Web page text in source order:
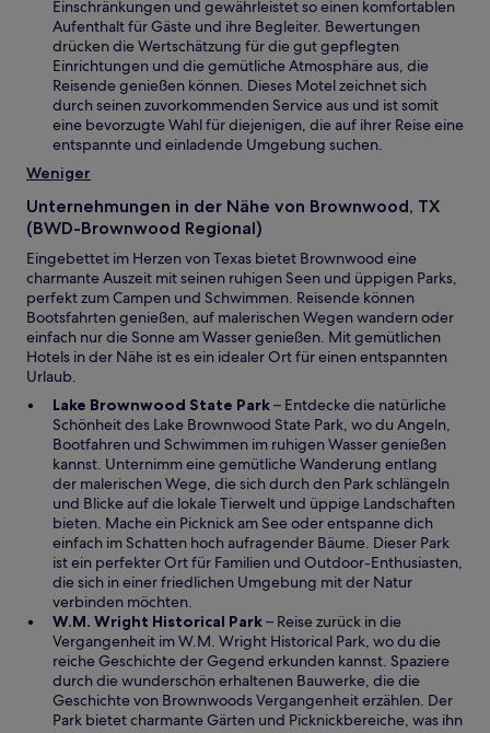
s
t
e
r
g
e
ö
f
e
t
n
e
i
n
e
m
n
e
n
F
n
s
t
e
r
g
ö
f
f
n
e
t
Einschränkungen und gewährleistet so einen komfortablen
Aufenthalt für Gäste und ihre Begleiter. Bewertungen
drücken die Wertschätzung für die gut gepflegten
Einrichtungen und die gemütliche Atmosphäre aus, die
Reisende genießen können. Dieses Motel zeichnet sich
durch seinen zuvorkommenden Service aus und ist somit
eine bevorzugte Wahl für diejenigen, die auf ihrer Reise eine
entspannte und einladende Umgebung suchen.
Weniger
Unternehmungen in der Nähe von Brownwood, TX
(BWD-Brownwood Regional)
Eingebettet im Herzen von Texas bietet Brownwood eine
charmante Auszeit mit seinen ruhigen Seen und üppigen Parks,
perfekt zum Campen und Schwimmen. Reisende können
Bootsfahrten genießen, auf malerischen Wegen wandern oder
einfach nur die Sonne am Wasser genießen. Mit gemütlichen
Hotels in der Nähe ist es ein idealer Ort für einen entspannten
Urlaub.
Lake Brownwood State ParkW
i
r
d
i
n
e
i
n
e
n
e
u
e
n
F
– Entdecke die natürliche
Schönheit des Lake Brownwood State Park, wo du Angeln,
Bootfahren und Schwimmen im ruhigen Wasser genießen
kannst. Unternimm eine gemütliche Wanderung entlang
der malerischen Wege, die sich durch den Park schlängeln
und Blicke auf die lokale Tierwelt und üppige Landschaften
bieten. Mache ein Picknick am See oder entspanne dich
einfach im Schatten hoch aufragender Bäume. Dieser Park
ist ein perfekter Ort für Familien und Outdoor-Enthusiasten,
die sich in einer friedlichen Umgebung mit der Natur
verbinden möchten.
W.M. Wright Historical ParkW
i
r
d
i
n
– Reise zurück in die
Vergangenheit im W.M. Wright Historical Park, wo du die
reiche Geschichte der Gegend erkunden kannst. Spaziere
durch die wunderschön erhaltenen Bauwerke, die die
Geschichte von Brownwoods Vergangenheit erzählen. Der
Park bietet charmante Gärten und Picknickbereiche, was ihn